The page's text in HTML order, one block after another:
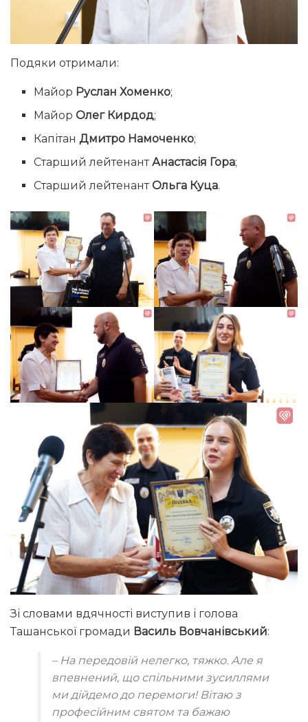
Подяки отримали:
Майор Руслан Хоменко;
МайорОлег Кирдод;
КапітанДмитро Намоченко;
Старший лейтенантАнастасія Гора;
Старший лейтенантОльга Куца.
Зі словами вдячності виступив і голова
Ташанської громади Василь Вовчанівський:
– На передовій нелегко, тяжко. Але я
впевнений, що спільними зусиллями
ми дійдемо до перемоги! Вітаю з
професійним святом та бажаю